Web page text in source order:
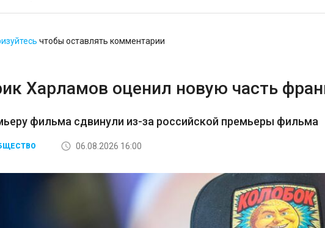
чтобы оставлять комментарии
Харламов оценил новую часть
фильма сдвинули из-за российской премьеры фильма
06.08.2026 16:00